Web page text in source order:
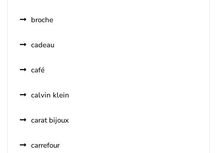
broche
cadeau
café
calvin klein
carat bijoux
carrefour